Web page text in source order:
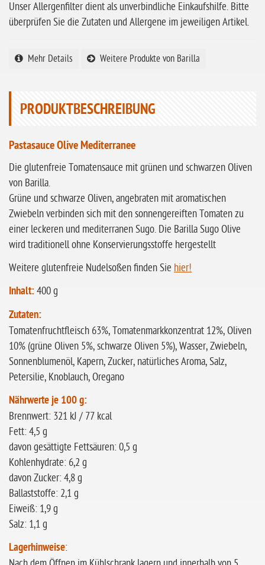
ohne Vanille
ohne Knoblauch
Sonnenblumen
Unser Allergenfilter dient als unverbindliche Einkaufshilfe. Bitte
überprüfen Sie die Zutaten und Allergene im jeweiligen Artikel.
Mehr Details Weitere Produkte von Barilla
PRODUKTBESCHREIBUNG
Pastasauce Olive Mediterranee
Die glutenfreie Tomatensauce mit grünen und schwarzen Oliven
von Barilla.
Grüne und schwarze Oliven, angebraten mit aromatischen
Zwiebeln verbinden sich mit den sonnengereiften Tomaten zu
einer leckeren und mediterranen Sugo. Die Barilla Sugo Olive
wird traditionell ohne Konservierungsstoffe hergestellt
Weitere glutenfreie Nudelsoßen finden Sie hier!
Inhalt: 400 g
Zutaten:
Tomatenfruchtfleisch 63%, Tomatenmarkkonzentrat 12%, Oliven
10% (grüne Oliven 5%, schwarze Oliven 5%), Wasser, Zwiebeln,
Sonnenblumenöl, Kapern, Zucker, natürliches Aroma, Salz,
Petersilie, Knoblauch, Oregano
Nährwerte je 100 g:
Brennwert: 321 kJ / 77 kcal
Fett: 4,5 g
davon gesättigte Fettsäuren: 0,5 g
Kohlenhydrate: 6,2 g
davon Zucker: 4,8 g
Ballaststoffe: 2,1 g
Eiweiß: 1,9 g
Salz: 1,1 g
Lagerhinweise: